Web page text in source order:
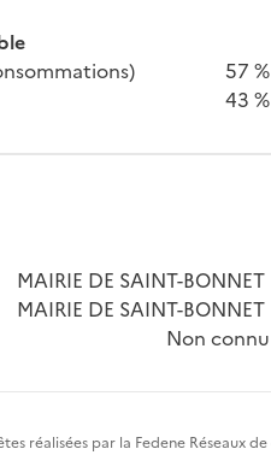
57 %
43 %
MAIRIE DE SAINT-BONNET
MAIRIE DE SAINT-BONNET
Non connu
réalisées par la Fedene